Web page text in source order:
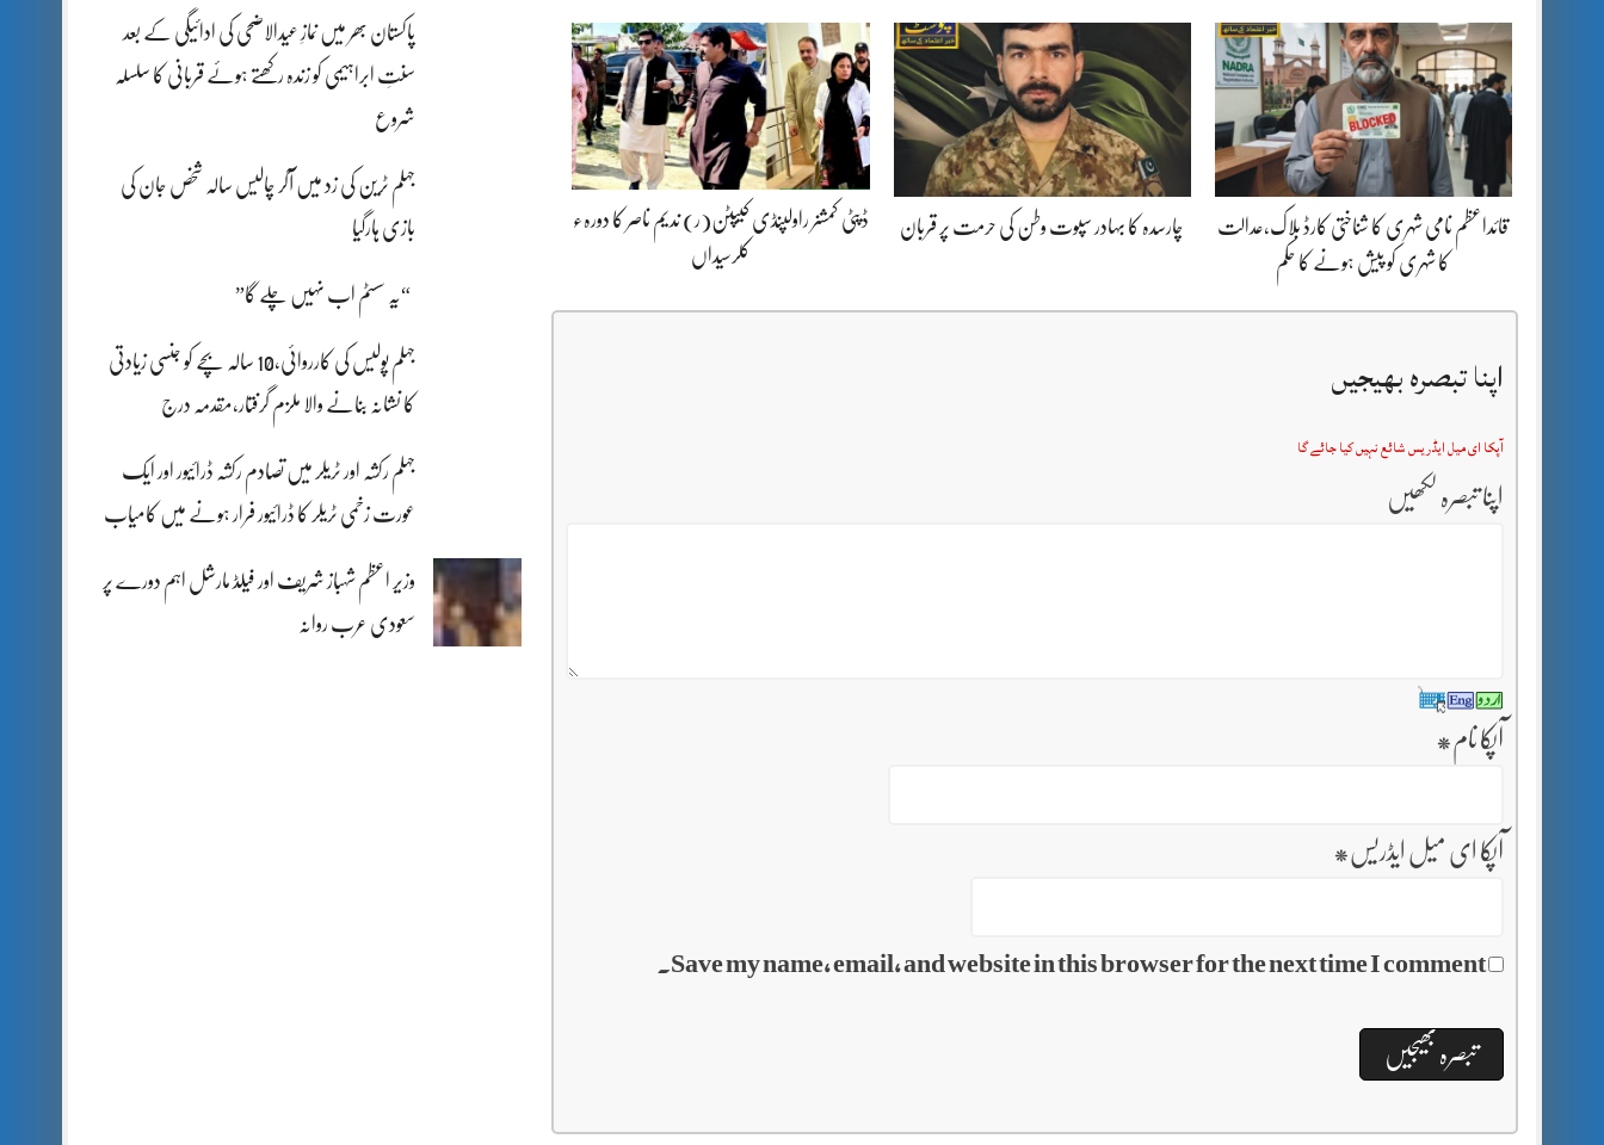
پاکستان بھر میں نمازِ عیدالاضحی کی ادائیگی کے بعد
سنتِ ابراہیمی کو زندہ رکھتے ہوئے قربانی کا سلسلہ
شروع
جہلم ٹرین کی زد میں آکر چالیس سالہ شخص جان کی
بازی ہارگیا
“یہ سسٹم اب نہیں چلے گا”
جہلم پولیس کی کارروائی،10 سالہ بچے کو جنسی زیادتی
کا نشانہ بنانے والا ملزم گرفتار،مقدمہ درج
جہلم رکشہ اور ٹریلر میں تصادم رکشہ ڈرائیور اور ایک
عورت زخمی ٹریلر کا ڈرائیور فرار ہونے میں کامیاب
وزیر اعظم شہباز شریف اور فیلڈ مارشل اہم دورے پر
سعودی عرب روانہ
قائداعظم نامی شہری کا شناختی کارڈ بلاک،عدالت
کا شہری کو پیش ہونے کا حکم
چارسدہ کا بہادر سپوت وطن کی حرمت پر قربان
ڈپٹی کمشنر راولپنڈی کیپٹن(ر) ندیم ناصر کا دورہء
کلرسیداں
اپنا تبصرہ بھیجیں
آپکا ای میل ایڈریس شائع نہیں کیا جائے گا
اپنا تبصرہ لکھیں
آپکا نام *
آپکا ای میل ایڈریس *
Save my name, email, and website in this browser for the next time I comment.